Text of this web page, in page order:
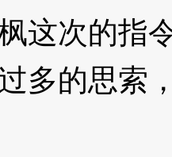
次的指令
多的思索